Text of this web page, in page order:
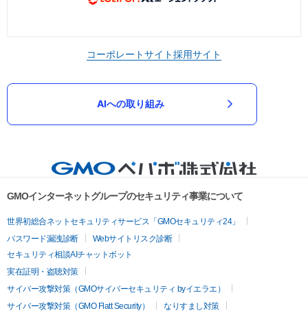
コーポレートサイト採用サイト
AIへの取り組み
GMOインターネットグループのセキュリティ事業について
世界初総合ネットセキュリティサービス「GMOセキュリティ24」
パスワード漏洩診断
Webサイトリスク診断
セキュリティ相談AIチャットボット
実在証明・盗聴対策
サイバー攻撃対策（GMOサイバーセキュリティ byイエラエ）
サイバー攻撃対策（GMO Flatt Security）
なりすまし対策